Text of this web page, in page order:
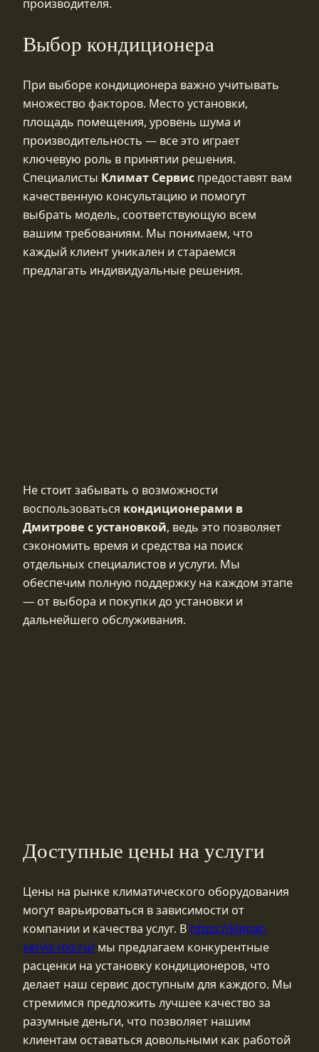
производителя.
Выбор кондиционера
При выборе кондиционера важно учитывать
множество факторов. Место установки,
площадь помещения, уровень шума и
производительность — все это играет
ключевую роль в принятии решения.
Специалисты Климат Сервис предоставят вам
качественную консультацию и помогут
выбрать модель, соответствующую всем
вашим требованиям. Мы понимаем, что
каждый клиент уникален и стараемся
предлагать индивидуальные решения.
Не стоит забывать о возможности
воспользоваться кондиционерами в
Дмитрове с установкой, ведь это позволяет
сэкономить время и средства на поиск
отдельных специалистов и услуги. Мы
обеспечим полную поддержку на каждом этапе
— от выбора и покупки до установки и
дальнейшего обслуживания.
Доступные цены на услуги
Цены на рынке климатического оборудования
могут варьироваться в зависимости от
компании и качества услуг. В https://klimat-
servis-mo.ru/ мы предлагаем конкурентные
расценки на установку кондиционеров, что
делает наш сервис доступным для каждого. Мы
стремимся предложить лучшее качество за
разумные деньги, что позволяет нашим
клиентам оставаться довольными как работой